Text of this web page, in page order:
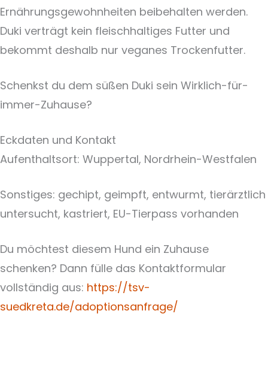
Ernährungsgewohnheiten beibehalten werden.
Duki verträgt kein fleischhaltiges Futter und
bekommt deshalb nur veganes Trockenfutter.
Schenkst du dem süßen Duki sein Wirklich-für-
immer-Zuhause?
Eckdaten und Kontakt
Aufenthaltsort: Wuppertal, Nordrhein-Westfalen
Sonstiges: gechipt, geimpft, entwurmt, tierärztlich
untersucht, kastriert, EU-Tierpass vorhanden
Du möchtest diesem Hund ein Zuhause
schenken? Dann fülle das Kontaktformular
vollständig aus: https://tsv-
suedkreta.de/adoptionsanfrage/